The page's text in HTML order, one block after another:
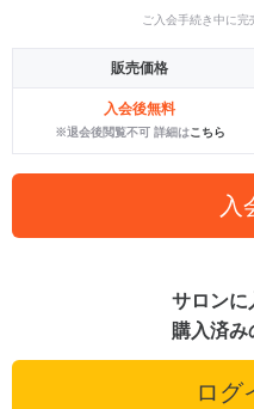
ご入会手続き中に完
販売価格
入会後無料
※退会後閲覧不可 詳細はこちら
入
サロンに
購入済み
ログ